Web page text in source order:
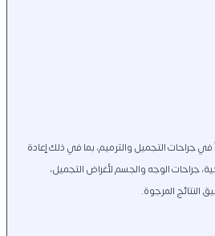
في جراحات التجميل والترميم، بما في ذلك إعادة
جراحات الوجه والجسم لأغراض التجميل،
النتائج المرجوة.